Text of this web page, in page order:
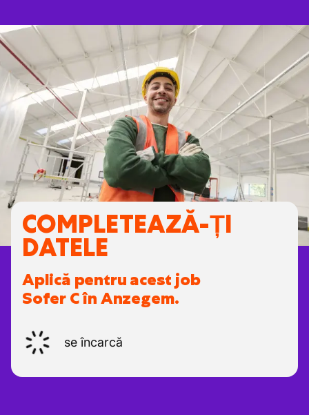
COMPLETEAZĂ-ȚI
DATELE
Aplică pentru acest job
Sofer C în Anzegem.
se încarcă